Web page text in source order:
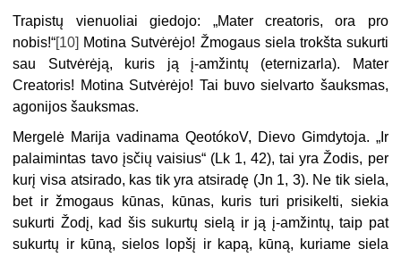
Trapistų vienuoliai giedojo: „Mater creatoris, ora pro
nobis!“ [10]
Motina Sutvėrėjo! Žmogaus siela trokšta sukurti
sau Sutvėrėją, kuris ją į-amžintų (eternizarla). Mater
Creatoris! Motina Sutvėrėjo! Tai buvo sielvarto šauksmas,
agonijos šauksmas.
Mergelė Marija vadinama QeotókoV, Dievo Gimdytoja. „Ir
palaimintas tavo įsčių vaisius“ (Lk 1, 42), tai yra Žodis, per
kurį visa atsirado, kas tik yra atsiradę (Jn 1, 3). Ne tik siela,
bet ir žmogaus kūnas, kūnas, kuris turi prisikelti, siekia
sukurti Žodį, kad šis sukurtų sielą ir ją į-amžintų, taip pat
sukurtų ir kūną, sielos lopšį ir kapą, kūną, kuriame siela